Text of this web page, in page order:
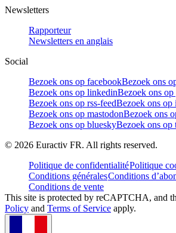
Newsletters
Rapporteur
Newsletters en anglais
Social
Bezoek ons op facebookBezoek ons
Bezoek ons op linkedinBezoek ons
Bezoek ons op rss-feedBezoek ons op
Bezoek ons op mastodonBezoek ons
Bezoek ons op blueskyBezoek ons op
© 2026 Euractiv FR. All rights reserved.
Politique de confidentialitéPolitique
Conditions généralesConditions
Conditions de vente
This site is protected by reCAPTCHA, and
Policy and Terms of Service apply.